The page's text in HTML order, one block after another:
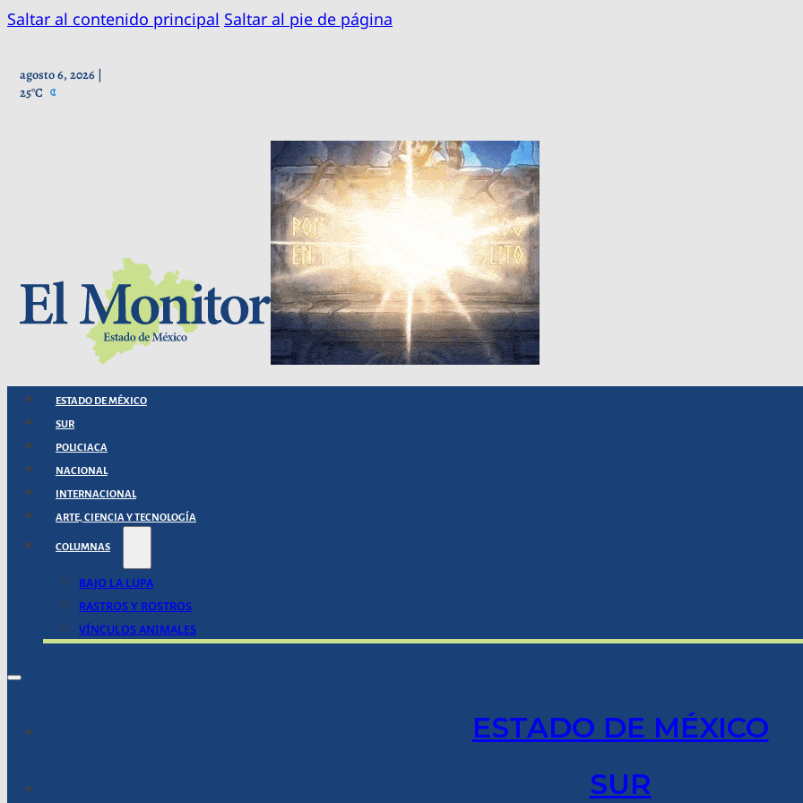
Saltar al contenido principal Saltar al pie de página
agosto 6, 2026 |
25°C
ESTADO DE MÉXICO
SUR
POLICIACA
NACIONAL
INTERNACIONAL
ARTE, CIENCIA Y TECNOLOGÍA
COLUMNAS
BAJO LA LUPA
RASTROS Y ROSTROS
VÍNCULOS ANIMALES
ESTADO DE MÉXICO
SUR